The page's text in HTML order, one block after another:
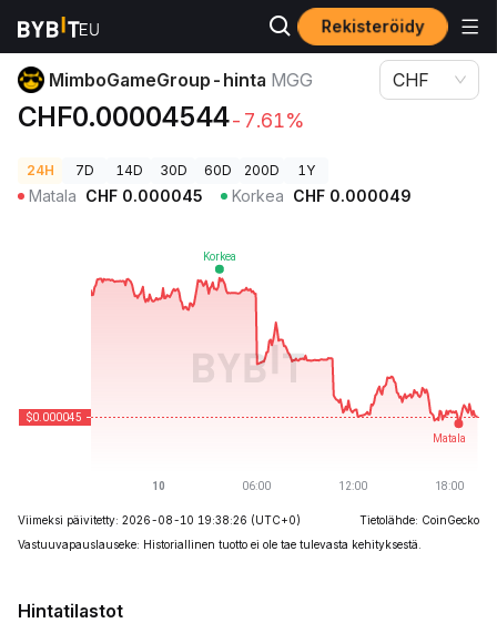
Rekisteröidy
Kryptohinnat MimboGameGroup-hinta MGG
MimboGameGroup-hinta MGG
CHF0.00004544-7.61%
CHF
24H 7D 14D 30D 60D 200D 1Y
Matala CHF 0.000045 Korkea CHF 0.000049
Viimeksi päivitetty: 2026-08-10 19:38:26 (UTC+0)
Tietolähde: CoinGecko
Vastuuvapauslauseke: Historiallinen tuotto ei ole tae tulevasta kehityksestä.
Hintatilastot